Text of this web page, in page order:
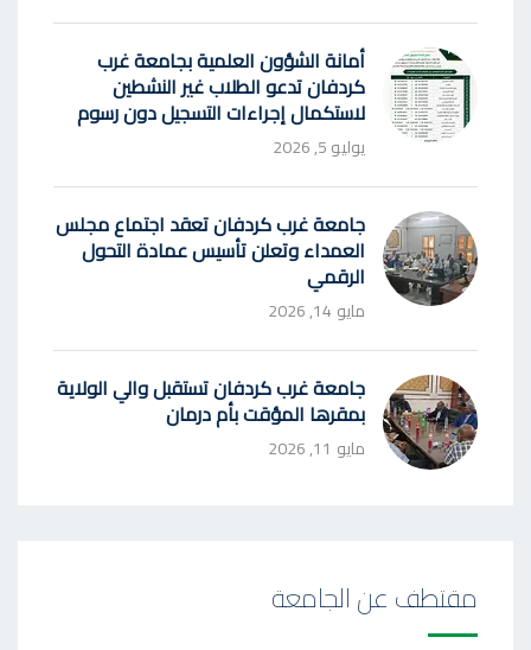
أمانة الشؤون العلمية بجامعة غرب
كردفان تدعو الطلاب غير النشطين
لاستكمال إجراءات التسجيل دون رسوم
يوليو 5, 2026
جامعة غرب كردفان تعقد اجتماع مجلس
العمداء وتعلن تأسيس عمادة التحول
الرقمي
مايو 14, 2026
جامعة غرب كردفان تستقبل والي الولاية
بمقرها المؤقت بأم درمان
مايو 11, 2026
مقتطف عن الجامعة